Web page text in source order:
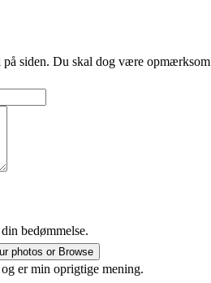
siden. Du skal dog være
bedømmelse.
photos or Browse
er min oprigtige mening.